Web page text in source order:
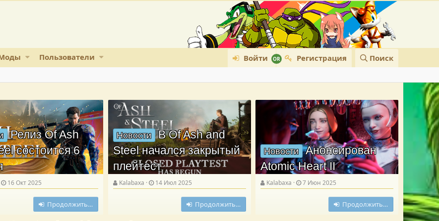
Пользователи Войти Регистрация Поиск
Релиз Of Ash
состоится 6
16 Окт 2025
Продолжить…
Новости В Of Ash and
Steel начался закрытый
плейтест
Kalabaxa 14 Июл 2025
Продолжить…
Новости Анонсирован
Atomic Heart II
Kalabaxa 7 Июн 2025
Продолжить…